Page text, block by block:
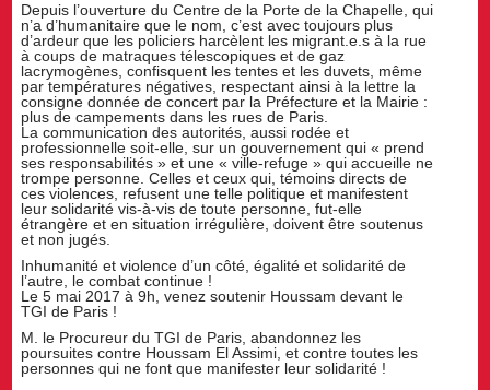
Depuis l’ouverture du Centre de la Porte de la Chapelle, qui
n’a d’humanitaire que le nom, c’est avec toujours plus
d’ardeur que les policiers harcèlent les migrant.e.s à la rue
à coups de matraques télescopiques et de gaz
lacrymogènes, confisquent les tentes et les duvets, même
par températures négatives, respectant ainsi à la lettre la
consigne donnée de concert par la Préfecture et la Mairie :
plus de campements dans les rues de Paris.
La communication des autorités, aussi rodée et
professionnelle soit-elle, sur un gouvernement qui « prend
ses responsabilités » et une « ville-refuge » qui accueille ne
trompe personne. Celles et ceux qui, témoins directs de
ces violences, refusent une telle politique et manifestent
leur solidarité vis-à-vis de toute personne, fut-elle
étrangère et en situation irrégulière, doivent être soutenus
et non jugés.
Inhumanité et violence d’un côté, égalité et solidarité de
l’autre, le combat continue !
Le 5 mai 2017 à 9h, venez soutenir Houssam devant le
TGI de Paris !
M. le Procureur du TGI de Paris, abandonnez les
poursuites contre Houssam El Assimi, et contre toutes les
personnes qui ne font que manifester leur solidarité !